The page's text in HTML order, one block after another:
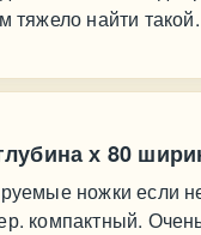
тяжело найти такой.
х 80
ножки если
компактный.